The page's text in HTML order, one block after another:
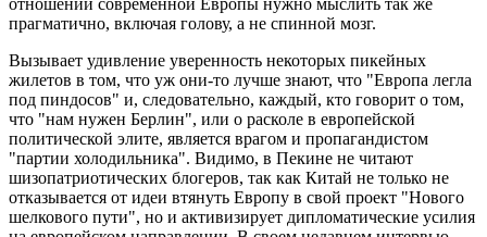
прагматично, включая голову, а не спинной мозг.
Вызывает удивление уверенность некоторых пикейных
жилетов в том, что уж они-то лучше знают, что "Европа легла
под пиндосов" и, следовательно, каждый, кто говорит о том,
что "нам нужен Берлин", или о расколе в европейской
политической элите, является врагом и пропагандистом
"партии холодильника". Видимо, в Пекине не читают
шизопатриотических блогеров, так как Китай не только не
отказывается от идеи втянуть Европу в свой проект "Нового
шелкового пути", но и активизирует дипломатические усилия